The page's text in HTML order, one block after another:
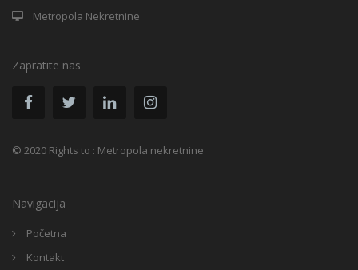
Metropola Nekretnine
Zapratite nas
© 2020 Rights to : Metropola nekretnine
Navigacija
Početna
Kontakt